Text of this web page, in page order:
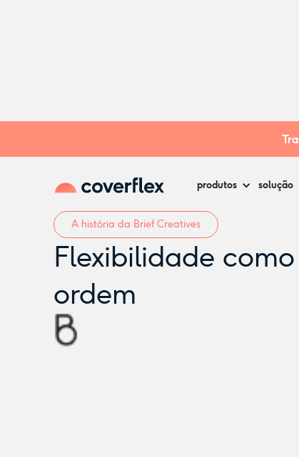
produtos solução
A história da Brief Creatives
Flexibilidade
ordem